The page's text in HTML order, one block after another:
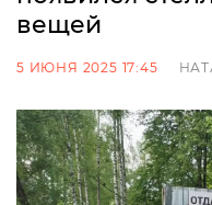
вещей
5 ИЮНЯ 2025 17:45